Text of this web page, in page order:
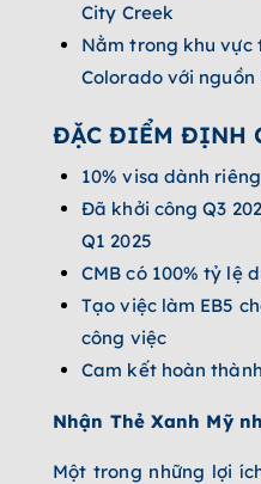
City Creek
Nằm trong khu vực
Colorado với
ĐẶC ĐIỂM ĐỊNH
10% visa dành riêng
Đã khởi công Q3
Q1 2025
CMB có 100% tỷ lệ
Tạo việc làm EB5
công việc
Cam kết hoàn
Nhận Thẻ Xanh Mỹ
Một trong những lợi